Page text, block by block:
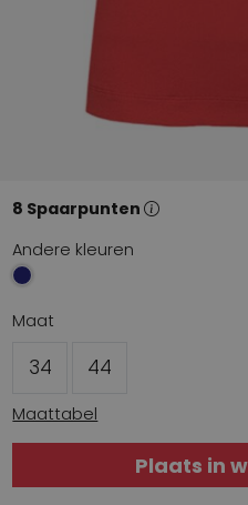
8 Spaarpunten
Andere kleuren
Maat
34 44
Maattabel
Plaats in